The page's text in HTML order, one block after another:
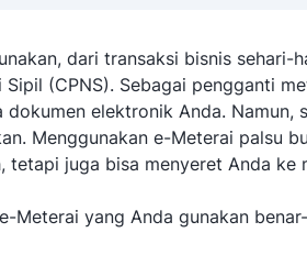
dari transaksi bisnis sehari-
(CPNS). Sebagai pengganti
elektronik Anda. Namun,
Menggunakan e-Meterai palsu
juga bisa menyeret Anda ke
Meterai yang Anda gunakan